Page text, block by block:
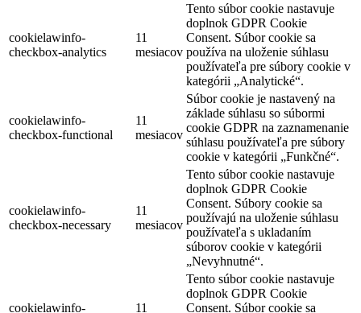
cookielawinfo-
checkbox-analytics
11
mesiacov
Tento súbor cookie nastavuje
doplnok GDPR Cookie
Consent. Súbor cookie sa
používa na uloženie súhlasu
používateľa pre súbory cookie v
kategórii „Analytické“.
cookielawinfo-
checkbox-functional
11
mesiacov
Súbor cookie je nastavený na
základe súhlasu so súbormi
cookie GDPR na zaznamenanie
súhlasu používateľa pre súbory
cookie v kategórii „Funkčné“.
cookielawinfo-
checkbox-necessary
11
mesiacov
Tento súbor cookie nastavuje
doplnok GDPR Cookie
Consent. Súbory cookie sa
používajú na uloženie súhlasu
používateľa s ukladaním
súborov cookie v kategórii
„Nevyhnutné“.
cookielawinfo-
11
Tento súbor cookie nastavuje
doplnok GDPR Cookie
Consent. Súbor cookie sa